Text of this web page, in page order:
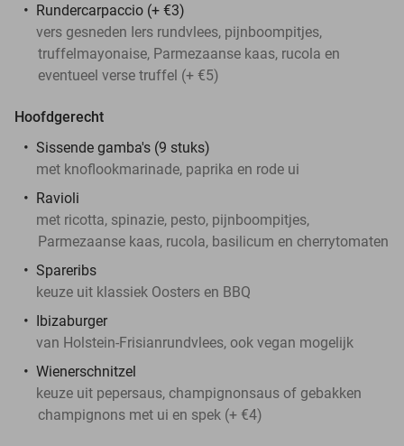
Rundercarpaccio (+ €3)
vers gesneden Iers rundvlees, pijnboompitjes,
truffelmayonaise, Parmezaanse kaas, rucola en
eventueel verse truffel (+ €5)
Hoofdgerecht
Sissende gamba's (9 stuks)
met knoflookmarinade, paprika en rode ui
Ravioli
met ricotta, spinazie, pesto, pijnboompitjes,
Parmezaanse kaas, rucola, basilicum en cherrytomaten
Spareribs
keuze uit klassiek Oosters en BBQ
Ibizaburger
van Holstein-Frisianrundvlees, ook vegan mogelijk
Wienerschnitzel
keuze uit pepersaus, champignonsaus of gebakken
champignons met ui en spek (+ €4)